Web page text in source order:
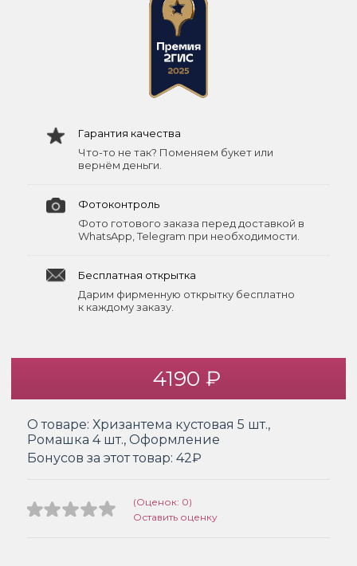
Гарантия качества
Что-то не так? Поменяем букет или
вернём деньги.
Фотоконтроль
Фото готового заказа перед доставкой в
WhatsApp, Telegram при необходимости.
Бесплатная открытка
Дарим фирменную открытку бесплатно
к каждому заказу.
4190 ₽
О товаре: Хризантема кустовая 5 шт.,
Ромашка 4 шт., Оформление
Бонусов за этот товар: 42₽
(Оценок: 0)
Оставить оценку